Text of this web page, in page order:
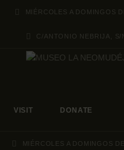
MIÉRCOLES A DOMINGOS
C/ANTONIO NEBRIJA, S/
VISIT DONATE
MIÉRCOLES A DOMINGOS